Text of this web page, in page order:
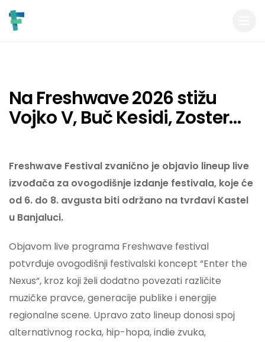
Na Freshwave 2026 stižu
Vojko V, Buč Kesidi, Zoster…
Freshwave Festival zvanično je objavio lineup live
izvođača za ovogodišnje izdanje festivala, koje će
od 6. do 8. avgusta biti održano na tvrđavi Kastel
u Banjaluci.
Objavom live programa Freshwave festival
potvrđuje ovogodišnji festivalski koncept “Enter the
Nexus“, kroz koji želi dodatno povezati različite
muzičke pravce, generacije publike i energije
regionalne scene. Upravo zato lineup donosi spoj
alternativnog rocka, hip-hopa, indie zvuka,